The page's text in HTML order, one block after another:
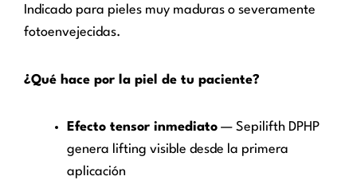
Indicado para pieles muy maduras o severamente
fotoenvejecidas.
¿Qué hace por la piel de tu paciente?
Efecto tensor inmediato — Sepilifth DPHP
genera lifting visible desde la primera
aplicación